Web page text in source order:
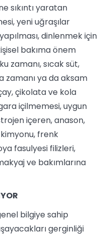
sıkıntı yaratan
yeni uğraşılar
dinlenmek için
bakıma önem
zamanı, sıcak süt,
zamanı ya da aksam
çikolata ve kola
içilmemesi, uygun
içeren, anason,
frenk
fasulyesi filizleri,
ve bakımlarına
bilgiye sahip
gerginliği